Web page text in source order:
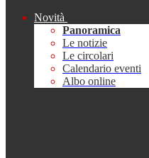
Novità
Panoramica
Le notizie
Le circolari
Calendario eventi
Albo online